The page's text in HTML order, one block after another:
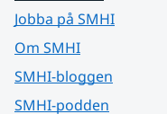
Jobba på SMHI
Om SMHI
SMHI-bloggen
SMHI-podden